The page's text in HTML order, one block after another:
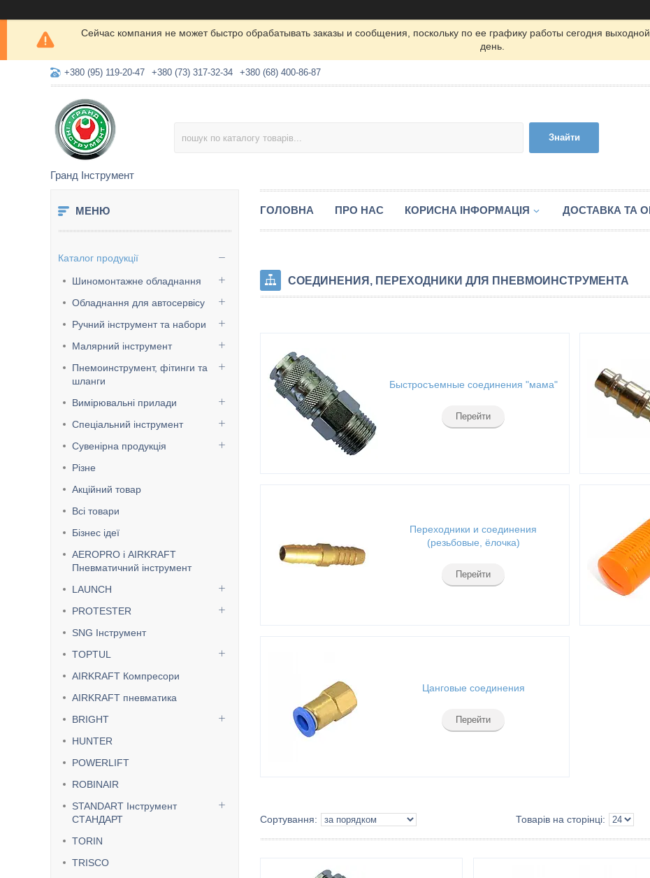
Сейчас компания не может быстро обрабатывать заказы и сообщения, поскольку по ее графику работы сегодня
день.
+380 (95) 119-20-47 +380 (73) 317-32-34 +380 (68) 400-86-87
Гранд Інструмент
Знайти
Каталог продукції
Шиномонтажне обладнання
Обладнання для автосервісу
Ручний інструмент та набори
Малярний інструмент
Пнемоинструмент, фітинги та
шланги
Вимірювальні прилади
Спеціальний інструмент
Сувенірна продукція
Різне
Акційний товар
Всі товари
Бізнес ідеї
AEROPRO і AIRKRAFT
Пневматичний інструмент
LAUNCH
PROTESTER
SNG Інструмент
TOPTUL
AIRKRAFT Компресори
AIRKRAFT пневматика
BRIGHT
HUNTER
POWERLIFT
ROBINAIR
STANDART Інструмент
СТАНДАРТ
TORIN
TRISCO
ГОЛОВНА ПРО НАС КОРИСНА ІНФОРМАЦІЯ ДОСТАВКА ТА
СОЕДИНЕНИЯ, ПЕРЕХОДНИКИ ДЛЯ ПНЕВМОИНСТРУМЕНТА
Быстросъемные соединения "мама"
Перейти
Переходники и соединения
(резьбовые, ёлочка)
Перейти
Цанговые соединения
Перейти